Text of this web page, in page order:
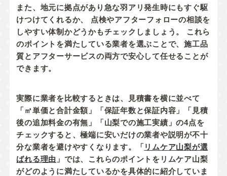
また、地元に拠点があり 急な羽アリ発生時にもすぐ駆
けつけてくれるか、 点検やアフターフォローの相談を
しやすい体制かどうかもチェックしましょう。 これら
のポイントを満たしている業者を選ぶことで、施工品
質とアフターサービスの両方で安心して任せることが
できます。
実際に業者を比較するときは、見積書を横に並べて
「㎡単価と合計金額」「保証年数と保証内容」「見積
後の追加料金の有無」「山梨での施工実績」の4点を
チェックすると、極端に安いだけの業者や説明が不十
分な業者を避けやすくなります。「 リムケア山梨が選
ばれる理由 」では、これらのポイントをリムケア山梨
がどのように満たしているかを具体的に紹介していま